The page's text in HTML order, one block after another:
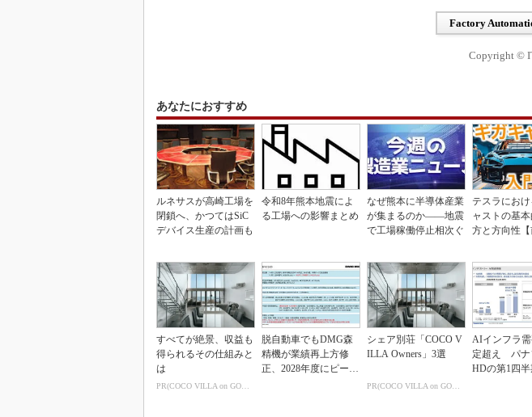
Factory
Copyright ©
あなたにおすすめ
ルネサスが高崎工場を
閉鎖へ、かつてはSiC
デバイス生産の計画も
令和8年熊本地震によ
る工場への影響まとめ
なぜ熊本に半導体産業
が集まるのか――地震
で工場稼働停止相次ぐ
テスラにお
ャストの基本
方と方向性【
すべてが絶景、収益も
得られるその仕組みと
は
PR(COCO VILLA on GOETHE)
脱自動車でもDMG森
精機が業績再上方修
正、2028年度にピーク
シェア別荘「COCO V
ILLA Owners」3選
PR(COCO VILLA on GOETHE)
AIインフラ
定超え パナ
HDの第1四